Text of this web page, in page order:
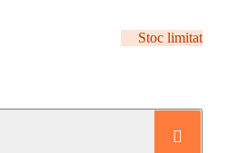
Stoc limitat